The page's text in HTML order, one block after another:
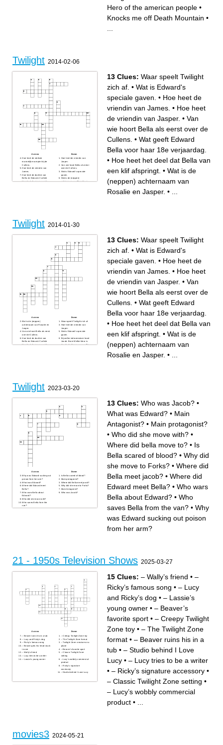
Hero of the american people •
Knocks me off Death Mountain •
Twilight 2014-02-06
Across
Hoe heet de sterkste
mannelijke vampier bij de
Cullens.
Hoe heet de vriendin van
James.
Hoe heet de dochter van
Bella en Edward. Carlisle
Hoe heet de zogenaamde
Down
Hoe heet de vriendin van
Jasper.
Van wie hoort Bella als eerst
over de Cullens.
Wat is Edward's speciale
gaven.
Wat is de (neppen)
achternaam van Rosalie en
13 Clues: Waar speelt Twilight
zich af. • Wat is Edward's
speciale gaven. • Hoe heet de
vriendin van James. • Hoe heet
de vriendin van Jasper. • Van
wie hoort Bella als eerst over de
Cullens. • Wat geeft Edward
Bella voor haar 18e verjaardag.
• Hoe heet het deel dat Bella van
een klif afspringt. • Wat is de
(neppen) achternaam van
Rosalie en Jasper. •
Twilight 2014-01-30
Across
Wat is de (neppen)
achternaam van Rosalie en
Jasper.
Van wie hoort Bella als eerst
over de Cullens.
Hoe heet de dochter van
Bella en Edward. Carlisle
Hoe heet de zogenaamde
Down
Waar speelt Twilight zich af.
Hoe heet de vriendin van
Jasper.
Wat is Edward's speciale
gaven.
Bij welke indianenstam hoort
Jacob. Bruin Welke kleur is
Jacob als hij een weerwolf is.
13 Clues: Waar speelt Twilight
zich af. • Wat is Edward's
speciale gaven. • Hoe heet de
vriendin van James. • Hoe heet
de vriendin van Jasper. • Van
wie hoort Bella als eerst over de
Cullens. • Wat geeft Edward
Bella voor haar 18e verjaardag.
• Hoe heet het deel dat Bella van
een klif afspringt. • Wat is de
(neppen) achternaam van
Rosalie en Jasper. •
Twilight 2023-03-20
Across
Why was Edward sucking out
poison from her arm?
What was Edward?
Where did Edward meet
Bella?
Who wars Bella about
Edward?
Who did she move with?
Who saves Bella from the
van?
Down
Is Bella scared of blood?
Main protagonist?
Where did Bella meet jacob?
Why did she move to Forks?
Main Antagonist?
Who was Jacob?
13 Clues: Who was Jacob? •
What was Edward? • Main
Antagonist? • Main protagonist?
• Who did she move with? •
Where did bella move to? • Is
Bella scared of blood? • Why did
she move to Forks? • Where did
Bella meet jacob? • Where did
Edward meet Bella? • Who wars
Bella about Edward? • Who
saves Bella from the van? • Why
was Edward sucking out poison
from her arm?
21 - 1950s Television Shows 2025-03-27
Across
– Beaver ruins his in a tub
– Lucy and Ricky’s dog
– Ricky’s famous song
– Beaver gets his head stuck
in one
– Wally’s friend
– Lucy tries to be a writer
– Lassie’s young owner
Down
– Creepy Twilight Zone toy
– The Twilight Zone format
– Twilight Zone creature on a
plane
– Beaver’s favorite sport
– Classic Twilight Zone
setting
– Lucy’s wobbly commercial
product
– Ricky’s signature
accessory
– Studio behind I Love Lucy
15 Clues: – Wally’s friend • –
Ricky’s famous song • – Lucy
and Ricky’s dog • – Lassie’s
young owner • – Beaver’s
favorite sport • – Creepy Twilight
Zone toy • – The Twilight Zone
format • – Beaver ruins his in a
tub • – Studio behind I Love
Lucy • – Lucy tries to be a writer
• – Ricky’s signature accessory •
– Classic Twilight Zone setting •
– Lucy’s wobbly commercial
product •
movies3 2024-05-21